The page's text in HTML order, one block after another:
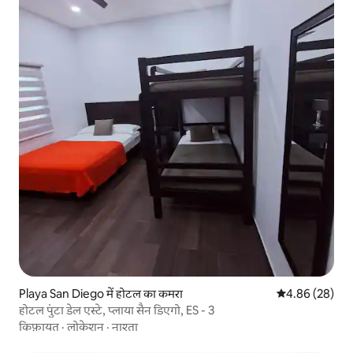
Playa San Diego में होटल का कमरा औसत रेटिंग 5 में
4.86 (28)
होटल पुंटा डेल एस्टे, प्लाया सैन डिएगो, ES - 3
किफ़ायत ·लोकेशन ·नाश्ता